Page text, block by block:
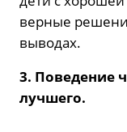
верные
выводах.
3. Поведение
лучшего.